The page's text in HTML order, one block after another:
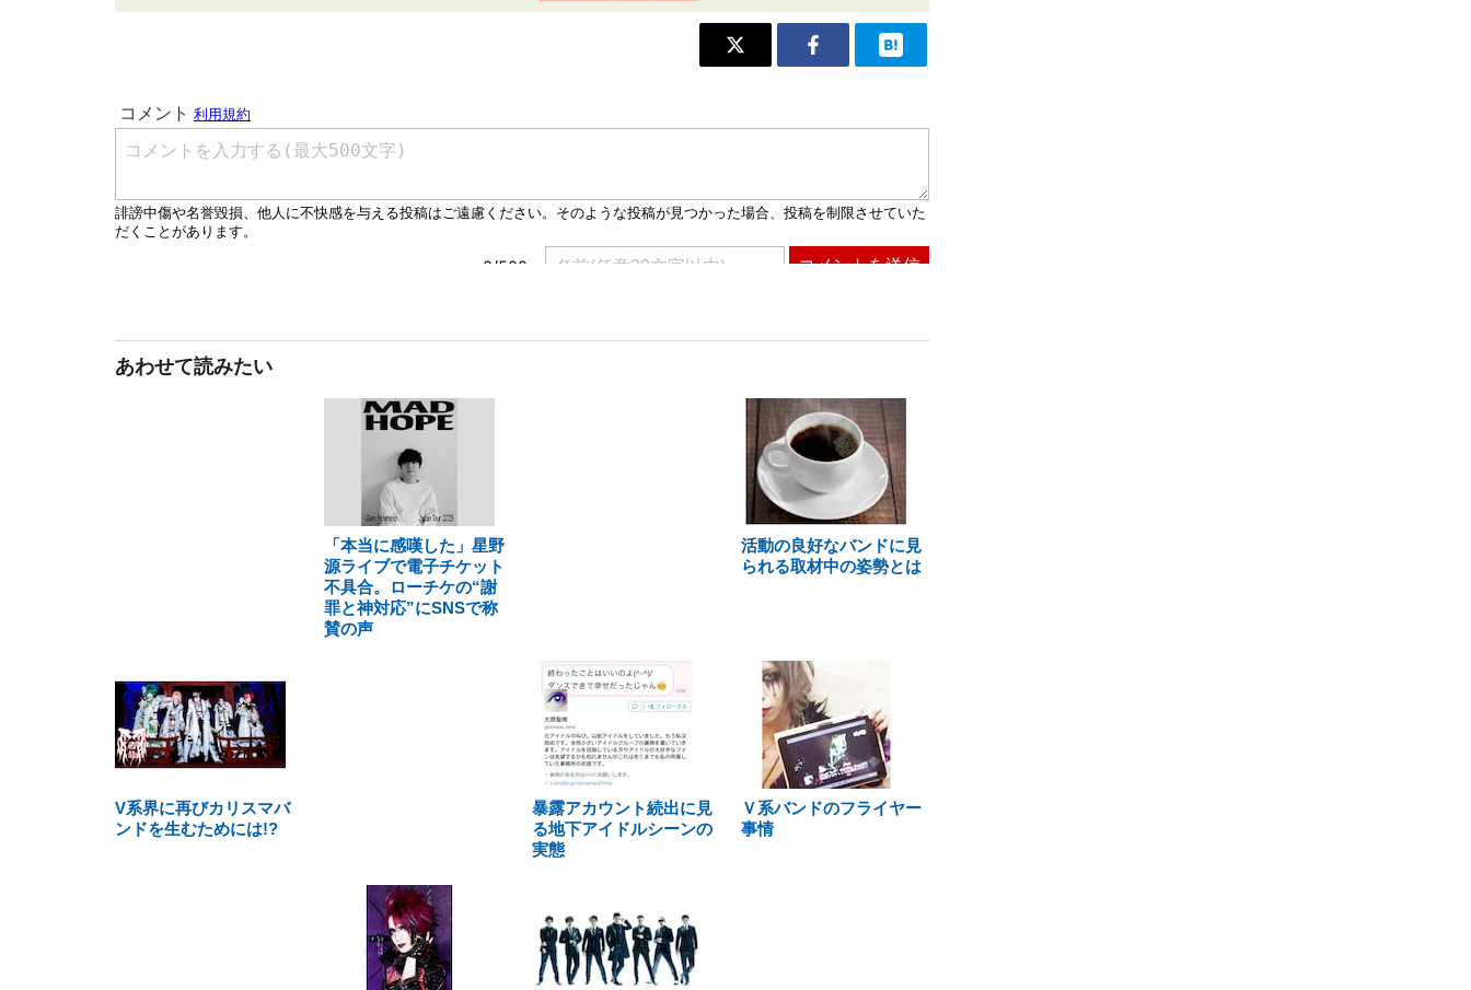
あわせて読みたい
「本当に感嘆した」星野
源ライブで電子チケット
不具合。ローチケの“謝
罪と神対応”にSNSで称
賛の声
活動の良好なバンドに見
られる取材中の姿勢とは
V系界に再びカリスマバ
ンドを生むためには!?
暴露アカウント続出に見
る地下アイドルシーンの
実態
Ｖ系バンドのフライヤー
事情